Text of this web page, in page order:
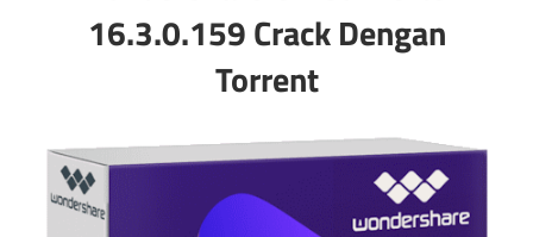
16.3.0.159 Crack Dengan
Torrent